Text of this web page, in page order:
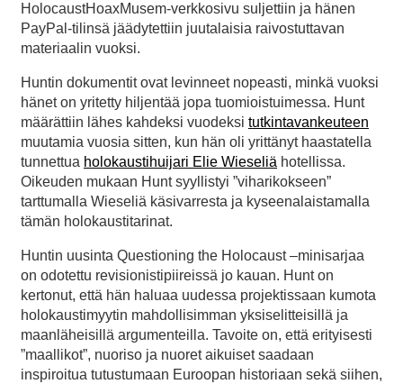
HolocaustHoaxMusem-verkkosivu suljettiin ja hänen
PayPal-tilinsä jäädytettiin juutalaisia raivostuttavan
materiaalin vuoksi.
Huntin dokumentit ovat levinneet nopeasti, minkä vuoksi
hänet on yritetty hiljentää jopa tuomioistuimessa. Hunt
määrättiin lähes kahdeksi vuodeksi tutkintavankeuteen
muutamia vuosia sitten, kun hän oli yrittänyt haastatella
tunnettua holokaustihuijari Elie Wieseliä hotellissa.
Oikeuden mukaan Hunt syyllistyi ”viharikokseen”
tarttumalla Wieseliä käsivarresta ja kyseenalaistamalla
tämän holokaustitarinat.
Huntin uusinta Questioning the Holocaust –minisarjaa
on odotettu revisionistipiireissä jo kauan. Hunt on
kertonut, että hän haluaa uudessa projektissaan kumota
holokaustimyytin mahdollisimman yksiselitteisillä ja
maanläheisillä argumenteilla. Tavoite on, että erityisesti
”maallikot”, nuoriso ja nuoret aikuiset saadaan
inspiroitua tutustumaan Euroopan historiaan sekä siihen,